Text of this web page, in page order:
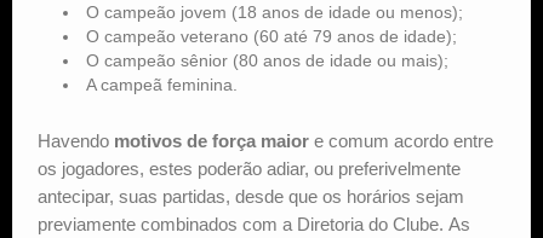
O campeão jovem (18 anos de idade ou menos);
O campeão veterano (60 até 79 anos de idade);
O campeão sênior (80 anos de idade ou mais);
A campeã feminina.
Havendo motivos de força maior e comum acordo entre
os jogadores, estes poderão adiar, ou preferivelmente
antecipar, suas partidas, desde que os horários sejam
previamente combinados com a Diretoria do Clube. As